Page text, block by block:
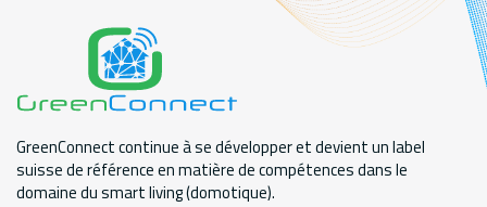
GreenConnect continue à se développer et devient un label
suisse de référence en matière de compétences dans le
domaine du smart living (domotique).